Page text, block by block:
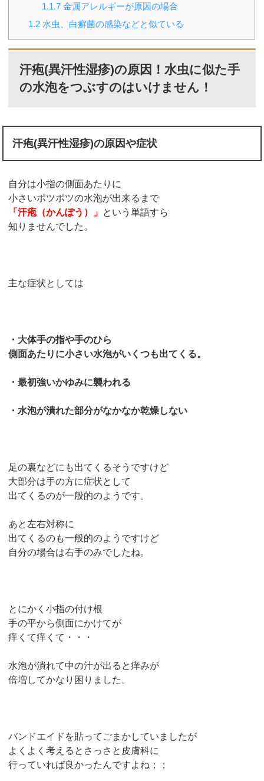
1.1.7 金属アレルギーが原因の場合
1.2 水虫、白癬菌の感染などと似ている
汗疱(異汗性湿疹)の原因！水虫に似た手
の水泡をつぶすのはいけません！
汗疱(異汗性湿疹)の原因や症状
自分は小指の側面あたりに
小さいポツポツの水泡が出来るまで
「汗疱（かんぽう）」 という単語すら
知りませんでした。
主な症状としては
・大体手の指や手のひら
側面あたりに小さい水泡がいくつも出てくる。
・最初強いかゆみに襲われる
・水泡が潰れた部分がなかなか乾燥しない
足の裏などにも出てくるそうですけど
大部分は手の方に症状として
出てくるのが一般的のようです。
あと左右対称に
出てくるのも一般的のようですけど
自分の場合は右手のみでしたね。
とにかく小指の付け根
手の平から側面にかけてが
痒くて痒くて・・・
水泡が潰れて中の汁が出ると痒みが
倍増してかなり困りました。
バンドエイドを貼ってごまかしていましたが
よくよく考えるとさっさと皮膚科に
行っていれば良かったんですよね；；